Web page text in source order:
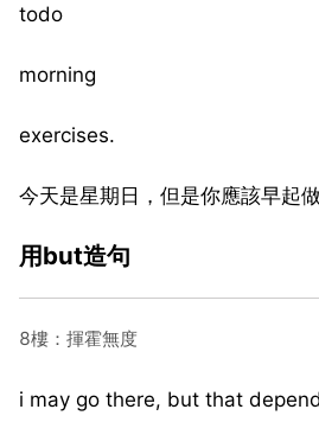
todo
morning
exercises.
今天是星期日，但是你應該早起
用but造句
8樓：揮霍無度
i may go there, but that